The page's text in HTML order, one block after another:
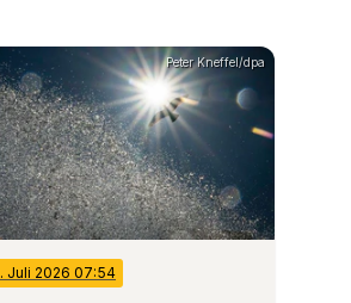
Peter Kneffel/dpa
. Juli 2026 07:54